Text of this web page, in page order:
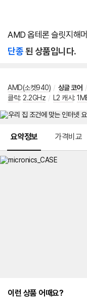
AMD 옵테론 슬릿지해
단종된 상품입니다.
AMD(소켓940) / 싱글 코어 /
클럭: 2.2GHz / L2 캐시:
요약정보 가격비교
이런 상품 어때요?